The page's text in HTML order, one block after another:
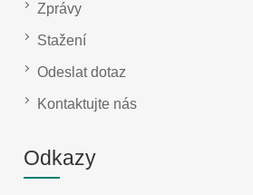
Zprávy
Stažení
Odeslat dotaz
Kontaktujte nás
Odkazy